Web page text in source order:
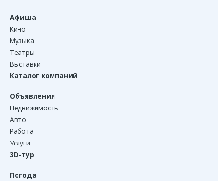
Афиша
Кино
Музыка
Театры
Выставки
Каталог компаний
Объявления
Недвижимость
Авто
Работа
Услуги
3D-тур
Погода